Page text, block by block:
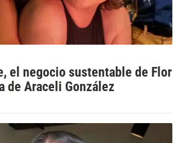
el negocio sustentable de Flor
de Araceli González